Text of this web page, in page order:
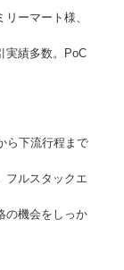
ーマート様、
実績多数。PoC
ら下流行程まで
フルスタックエ
の機会をしっか